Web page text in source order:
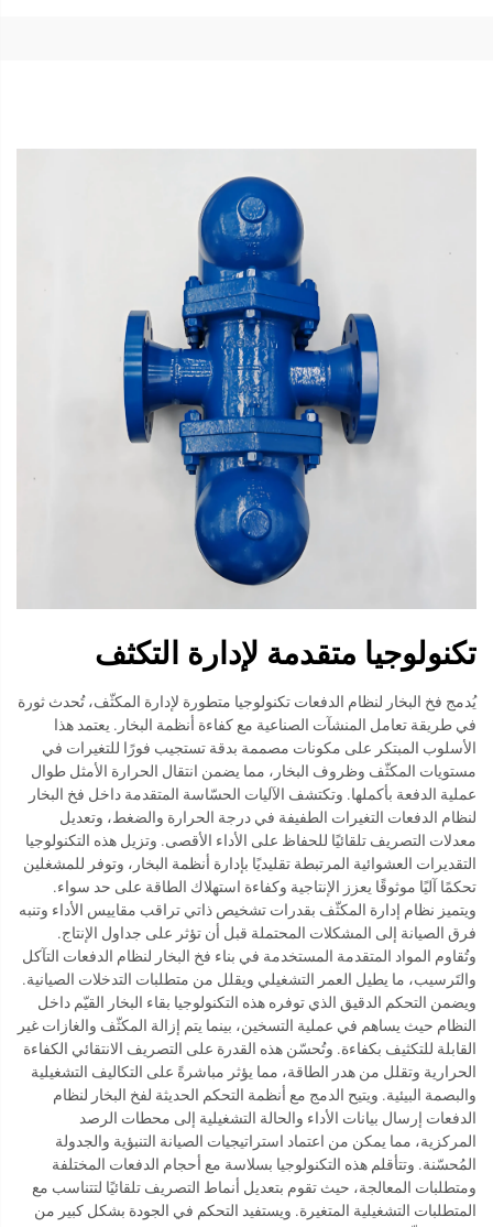
تكنولوجيا متقدمة لإدارة التكثف
يُدمج فخ البخار لنظام الدفعات تكنولوجيا متطورة لإدارة المكثّف، تُحدث ثورة
في طريقة تعامل المنشآت الصناعية مع كفاءة أنظمة البخار. يعتمد هذا
الأسلوب المبتكر على مكونات مصممة بدقة تستجيب فورًا للتغيرات في
مستويات المكثّف وظروف البخار، مما يضمن انتقال الحرارة الأمثل طوال
عملية الدفعة بأكملها. وتكتشف الآليات الحسّاسة المتقدمة داخل فخ البخار
لنظام الدفعات التغيرات الطفيفة في درجة الحرارة والضغط، وتعديل
معدلات التصريف تلقائيًا للحفاظ على الأداء الأقصى. وتزيل هذه التكنولوجيا
التقديرات العشوائية المرتبطة تقليديًا بإدارة أنظمة البخار، وتوفر للمشغلين
تحكمًا آليًا موثوقًا يعزز الإنتاجية وكفاءة استهلاك الطاقة على حد سواء.
ويتميز نظام إدارة المكثّف بقدرات تشخيص ذاتي تراقب مقاييس الأداء وتنبه
فرق الصيانة إلى المشكلات المحتملة قبل أن تؤثر على جداول الإنتاج.
وتُقاوم المواد المتقدمة المستخدمة في بناء فخ البخار لنظام الدفعات التآكل
والتَرسيب، ما يطيل العمر التشغيلي ويقلل من متطلبات التدخلات الصيانية.
ويضمن التحكم الدقيق الذي توفره هذه التكنولوجيا بقاء البخار القيّم داخل
النظام حيث يساهم في عملية التسخين، بينما يتم إزالة المكثّف والغازات غير
القابلة للتكثيف بكفاءة. وتُحسّن هذه القدرة على التصريف الانتقائي الكفاءة
الحرارية وتقلل من هدر الطاقة، مما يؤثر مباشرةً على التكاليف التشغيلية
والبصمة البيئية. ويتيح الدمج مع أنظمة التحكم الحديثة لفخ البخار لنظام
الدفعات إرسال بيانات الأداء والحالة التشغيلية إلى محطات الرصد
المركزية، مما يمكن من اعتماد استراتيجيات الصيانة التنبؤية والجدولة
المُحسّنة. وتتأقلم هذه التكنولوجيا بسلاسة مع أحجام الدفعات المختلفة
ومتطلبات المعالجة، حيث تقوم بتعديل أنماط التصريف تلقائيًا لتتناسب مع
المتطلبات التشغيلية المتغيرة. ويستفيد التحكم في الجودة بشكل كبير من